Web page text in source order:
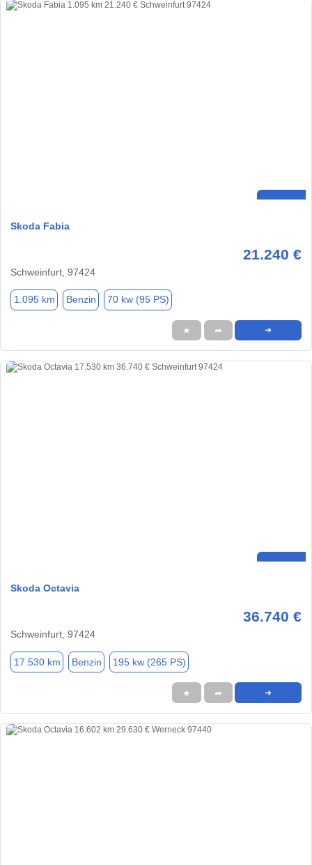
Skoda Fabia
21.240 €
Schweinfurt, 97424
1.095 km Benzin 70 kw (95 PS)
★ ➦ ➜
Skoda Octavia
36.740 €
Schweinfurt, 97424
17.530 km Benzin 195 kw (265 PS)
★ ➦ ➜